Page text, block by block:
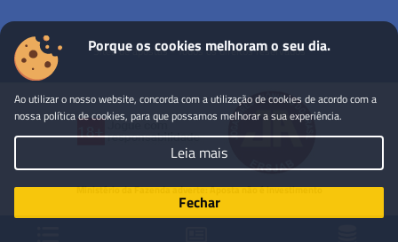
Sites de apostas - Todos os direitos reservados
Porque os cookies melhoram o seu dia.
Ao utilizar o nosso website, concorda com a utilização de cookies de acordo com a
nossa política de cookies, para que possamos melhorar a sua experiência.
Leia mais
Fechar
Ministério da Fazenda adverte: Aposta não é investimento